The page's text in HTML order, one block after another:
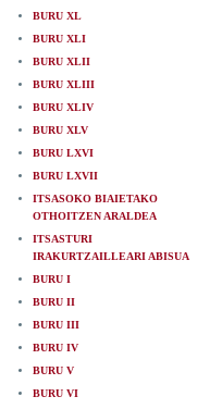
BURU XL
BURU XLI
BURU XLII
BURU XLIII
BURU XLIV
BURU XLV
BURU LXVI
BURU LXVII
ITSASOKO BIAIETAKO
OTHOITZEN ARALDEA
ITSASTURI
IRAKURTZAILLEARI ABISUA
BURU I
BURU II
BURU III
BURU IV
BURU V
BURU VI